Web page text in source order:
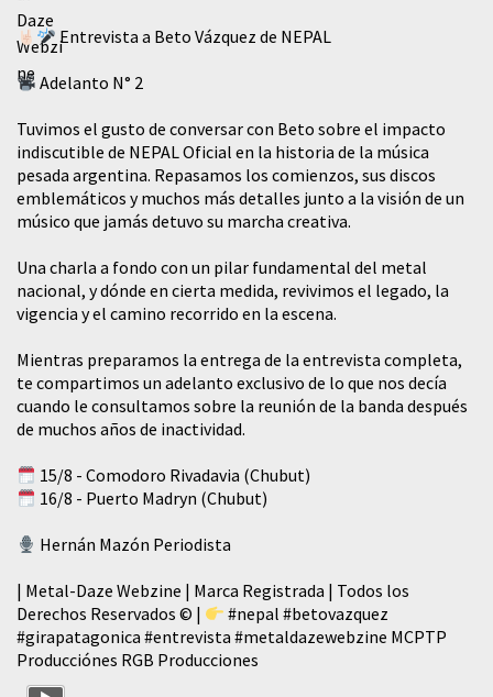
Entrevista a Beto Vázquez de NEPAL
Adelanto N° 2
Tuvimos el gusto de conversar con Beto sobre el impacto
indiscutible de NEPAL Oficial en la historia de la música
pesada argentina. Repasamos los comienzos, sus discos
emblemáticos y muchos más detalles junto a la visión de un
músico que jamás detuvo su marcha creativa.
​Una charla a fondo con un pilar fundamental del metal
nacional, y dónde en cierta medida, revivimos el legado, la
vigencia y el camino recorrido en la escena.
Mientras preparamos la entrega de la entrevista completa,
te compartimos un adelanto exclusivo de lo que nos decía
cuando le consultamos sobre la reunión de la banda después
de muchos años de inactividad.
15/8 - Comodoro Rivadavia (Chubut)
16/8 - Puerto Madryn (Chubut)
Hernán Mazón Periodista
| Metal-Daze Webzine | Marca Registrada | Todos los
Derechos Reservados © |
#nepal #betovazquez
#girapatagonica #entrevista #metaldazewebzine MCPTP
Producciónes RGB Producciones